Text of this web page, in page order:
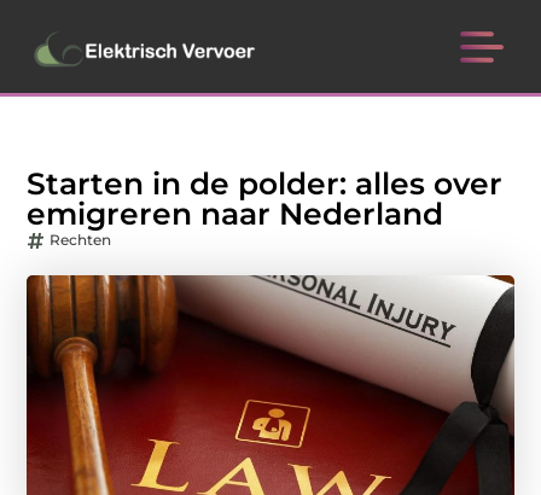
Starten in de polder: alles over
emigreren naar Nederland
Rechten